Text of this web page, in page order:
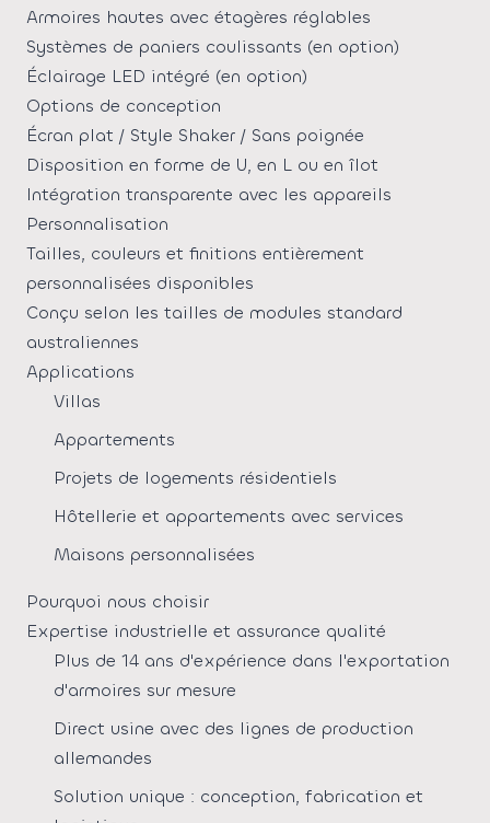
Armoires hautes avec étagères réglables
Systèmes de paniers coulissants (en option)
Éclairage LED intégré (en option)
Options de conception
Écran plat / Style Shaker / Sans poignée
Disposition en forme de U, en L ou en îlot
Intégration transparente avec les appareils
Personnalisation
Tailles, couleurs et finitions entièrement
personnalisées disponibles
Conçu selon les tailles de modules standard
australiennes
Applications
Villas
Appartements
Projets de logements résidentiels
Hôtellerie et appartements avec services
Maisons personnalisées
Pourquoi nous choisir
Expertise industrielle et assurance qualité
Plus de 14 ans d'expérience dans l'exportation
d'armoires sur mesure
Direct usine avec des lignes de production
allemandes
Solution unique : conception, fabrication et